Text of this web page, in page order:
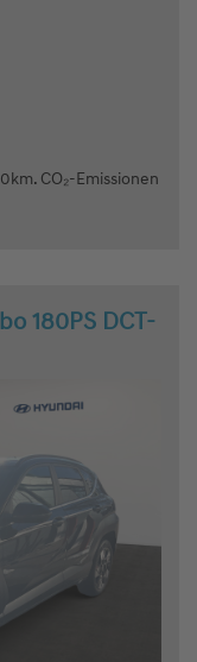
CO₂-Emissionen
180PS DCT-